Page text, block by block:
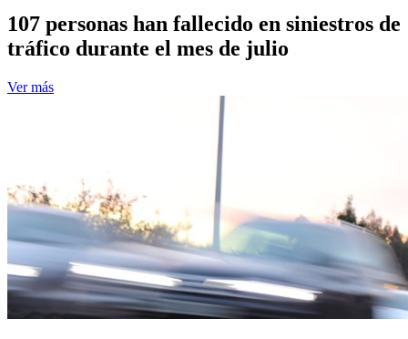
107 personas han fallecido en siniestros de
tráfico durante el mes de julio
Ver más